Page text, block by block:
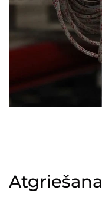
Atgriešana